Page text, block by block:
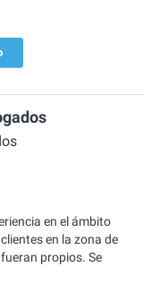
en el ámbito
en la zona de
propios. Se